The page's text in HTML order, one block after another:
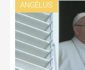
ANGÉLUS